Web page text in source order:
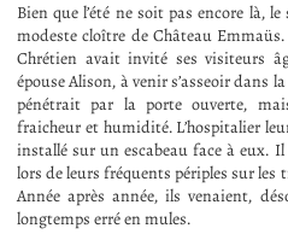
Bien que l’été ne soit pas encore là,
modeste cloître de Château
Chrétien avait invité ses visiteurs
épouse Alison, à venir s’asseoir dans
pénétrait par la porte ouverte,
fraicheur et humidité. L’hospitalier
installé sur un escabeau face à eux.
lors de leurs fréquents périples sur les
Année après année, ils venaient,
longtemps erré en mules.